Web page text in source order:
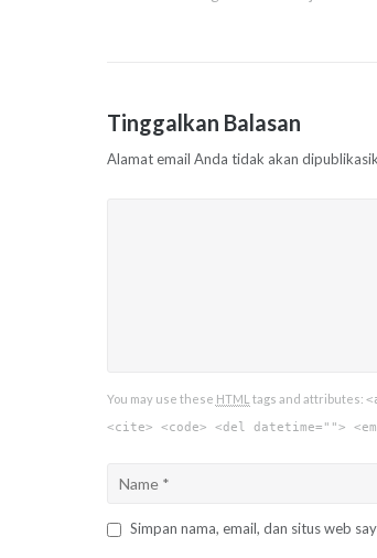
Tinggalkan Balasan
Alamat email Anda tidak akan
You may use these HTML tags and attributes:
<cite> <code> <del datetime="">
Simpan nama, email, dan situs web